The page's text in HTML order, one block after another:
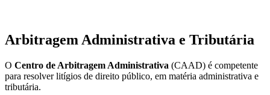
Arbitragem Administrativa e Tributária
O Centro de Arbitragem Administrativa (CAAD) é competente
para resolver litígios de direito público, em matéria administrativa e
tributária.